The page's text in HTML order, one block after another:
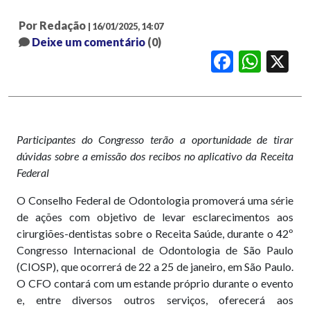
Por Redação | 16/01/2025, 14:07
Deixe um comentário (0)
FacebookWhatsApp
Participantes do Congresso terão a oportunidade de tirar
dúvidas sobre a emissão dos recibos no aplicativo da Receita
Federal
O Conselho Federal de Odontologia promoverá uma série
de ações com objetivo de levar esclarecimentos aos
cirurgiões-dentistas sobre o Receita Saúde, durante o 42º
Congresso Internacional de Odontologia de São Paulo
(CIOSP), que ocorrerá de 22 a 25 de janeiro, em São Paulo.
O CFO contará com um estande próprio durante o evento
e, entre diversos outros serviços, oferecerá aos